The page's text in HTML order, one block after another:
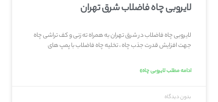
لایروبی چاه فاضلاب شرق تهران
لایروبی چاه فاضلاب در شرق تهران به همراه ته زنی و کف تراشی چاه
جهت افزایش قدرت جذب چاه ، تخلیه چاه فاضلاب با پمپ های
ادامه مطلب لایروبی چاه»
بدون دیدگاه